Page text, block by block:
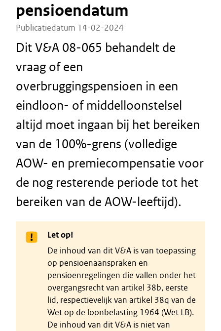
pensioendatum
Publicatiedatum 14-02-2024
Dit V&A 08-065 behandelt de
vraag of een
overbruggingspensioen in een
eindloon- of middelloonstelsel
altijd moet ingaan bij het bereiken
van de 100%-grens (volledige
AOW- en premiecompensatie voor
de nog resterende periode tot het
bereiken van de AOW-leeftijd).
Let op!
De inhoud van dit V&A is van toepassing
op pensioenaanspraken en
pensioenregelingen die vallen onder het
overgangsrecht van artikel 38b, eerste
lid, respectievelijk van artikel 38q van de
Wet op de loonbelasting 1964 (Wet LB).
De inhoud van dit V&A is niet van